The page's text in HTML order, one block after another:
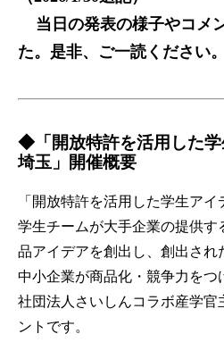
当日の発表の様子やコメ
た。是非、ご一読ください。
◆「開放特許を活用した
埼玉」開催概要
「開放特許を活用した学生アイ
学生チームが大手企業の提供す
品アイデアを創出し、創出され
中小企業が商品化・競争力をつ
社団法人さいしんコラボ産学官
ントです。